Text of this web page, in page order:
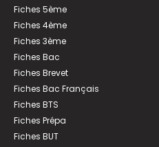
Fiches 5ème
Fiches 4ème
Fiches 3ème
Fiches Bac
Fiches Brevet
Fiches Bac Français
Fiches BTS
Fiches Prépa
Fiches BUT